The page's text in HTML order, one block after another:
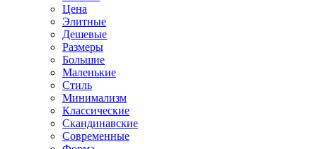
Цена
Элитные
Дешевые
Размеры
Большие
Маленькие
Стиль
Минимализм
Классические
Скандинавские
Современные